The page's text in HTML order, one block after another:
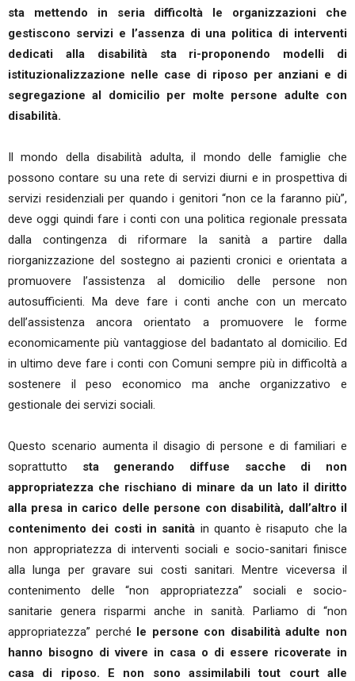
sta mettendo in seria difficoltà le organizzazioni che
gestiscono servizi e l’assenza di una politica di interventi
dedicati alla disabilità sta ri-proponendo modelli di
istituzionalizzazione nelle case di riposo per anziani e di
segregazione al domicilio per molte persone adulte con
disabilità.
Il mondo della disabilità adulta, il mondo delle famiglie che
possono contare su una rete di servizi diurni e in prospettiva di
servizi residenziali per quando i genitori “non ce la faranno più”,
deve oggi quindi fare i conti con una politica regionale pressata
dalla contingenza di riformare la sanità a partire dalla
riorganizzazione del sostegno ai pazienti cronici e orientata a
promuovere l’assistenza al domicilio delle persone non
autosufficienti. Ma deve fare i conti anche con un mercato
dell’assistenza ancora orientato a promuovere le forme
economicamente più vantaggiose del badantato al domicilio. Ed
in ultimo deve fare i conti con Comuni sempre più in difficoltà a
sostenere il peso economico ma anche organizzativo e
gestionale dei servizi sociali.
Questo scenario aumenta il disagio di persone e di familiari e
soprattutto sta generando diffuse sacche di non
appropriatezza che rischiano di minare da un lato il diritto
alla presa in carico delle persone con disabilità, dall’altro il
contenimento dei costi in sanità in quanto è risaputo che la
non appropriatezza di interventi sociali e socio-sanitari finisce
alla lunga per gravare sui costi sanitari. Mentre viceversa il
contenimento delle “non appropriatezza” sociali e socio-
sanitarie genera risparmi anche in sanità. Parliamo di “non
appropriatezza” perché le persone con disabilità adulte non
hanno bisogno di vivere in casa o di essere ricoverate in
casa di riposo. E non sono assimilabili tout court alle